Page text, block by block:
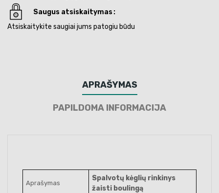
Saugus atsiskaitymas
Atsiskaitykite saugiai jums patogiu būdu
APRAŠYMAS
PAPILDOMA INFORMACIJA
Aprašymas
Spalvotų kėglių rinkinys
žaisti boulingą